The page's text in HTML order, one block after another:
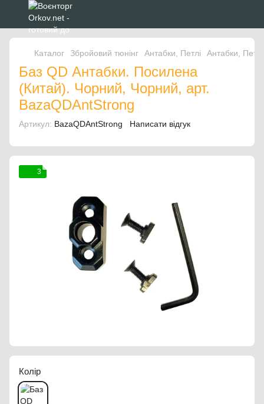
Каталог Збройовий тюнінг Антабки, Петлі Антабки,
Баз QD Антабки. Посилена
(Китай). Чорний, Чорний, арт.
BazaQDAntStrong
Артикул: BazaQDAntStrong Написати відгук
3
Колір